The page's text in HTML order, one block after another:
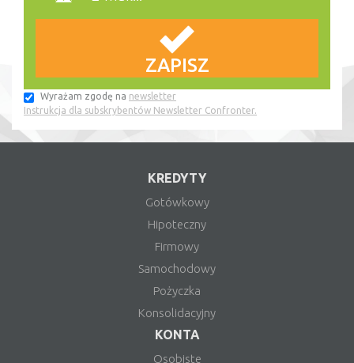
Wyrażam zgodę na newsletter
Instrukcja dla subskrybentów Newsletter Confronter.
KREDYTY
Gotówkowy
Hipoteczny
Firmowy
Samochodowy
Pożyczka
Konsolidacyjny
KONTA
Osobiste